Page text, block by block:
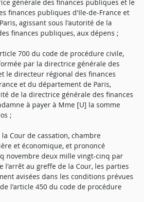
générale des finances publiques et le
finances publiques d'Ile-de-France et
agissant sous l'autorité de la
finances publiques, aux dépens ;
700 du code de procédure civile,
par la directrice générale des
le directeur régional des finances
et du département de Paris,
de la directrice générale des finances
à payer à Mme [U] la somme
;
Cour de cassation, chambre
et économique, et prononcé
novembre deux mille vingt-cinq par
l'arrêt au greffe de la Cour, les parties
avisées dans les conditions prévues
l'article 450 du code de procédure